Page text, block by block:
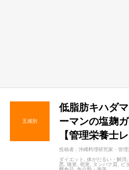
五感別
低脂肪キハダ
ーマンの塩麹
【管理栄養士レ
投稿者 : 沖縄料理研究家・管理
ダイエット
体がだるい・解消
悪
嗅覚 視覚 タンパク質 ビ